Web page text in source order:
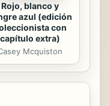
Rojo, blanco y
azul (edición
con
capítulo extra)
Mcquiston